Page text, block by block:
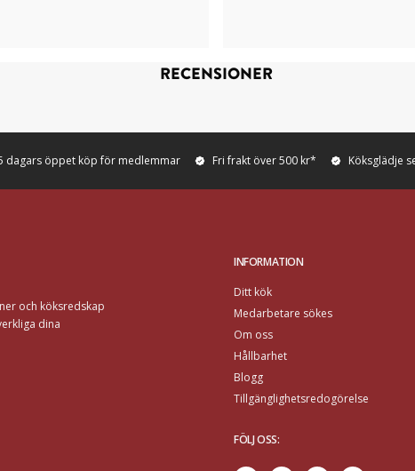
RECENSIONER
dagars öppet köp för medlemmar Fri frakt över 500 kr* Köksglädje
och köksredskap
dina
INFORMATION
Ditt kök
Medarbetare sökes
Om oss
Hållbarhet
Blogg
Tillgänglighetsredogörelse
FÖLJ OSS: